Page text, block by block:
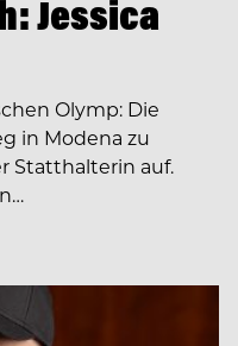
Jessica
Olymp: Die
in Modena zu
Statthalterin auf.